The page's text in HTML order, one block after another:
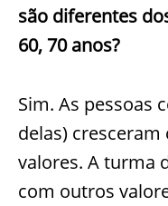
são diferentes
60, 70 anos?
Sim. As pessoas
delas)
valores. A turma
com outros